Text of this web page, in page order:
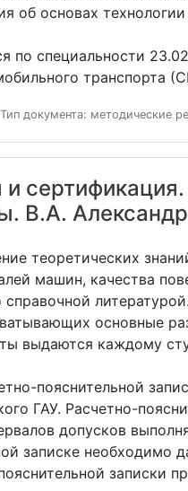
об основах
по специальности
транспорта
Тип документа: методические
В.А.
теоретических
машин, качества
литературой.
основные
выдаются каждому
пояснительной
ГАУ. Расчетно-
допусков
записке необходимо
записки